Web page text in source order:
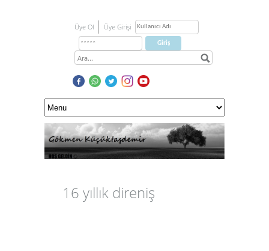
Üye Ol Üye Girişi
16 yıllık direniş